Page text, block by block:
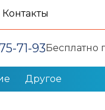
Контакты
71-93Бесплатно
Другое